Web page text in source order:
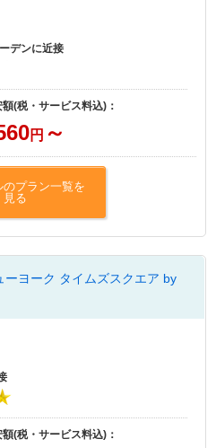
デンに近接
(税・サービス料込)：
円 ～
のプラン一覧を
見る
ヨーク タイムズスクエア by
(税・サービス料込)：